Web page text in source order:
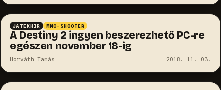
JÁTÉKHÍR MMO-SHOOTER
A Destiny 2 ingyen beszerezhető PC-re
egészen november 18-ig
Horváth Tamás 2018. 11. 03.